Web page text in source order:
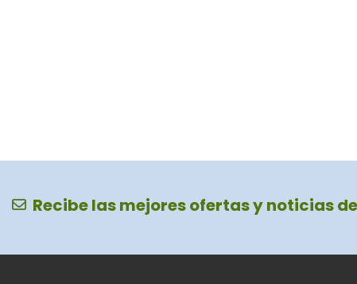
Recibe las mejores ofertas y noticias